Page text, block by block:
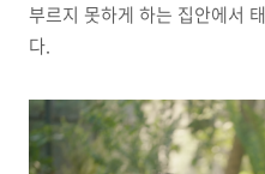
부르지 못하게 하는 집안에서
다.